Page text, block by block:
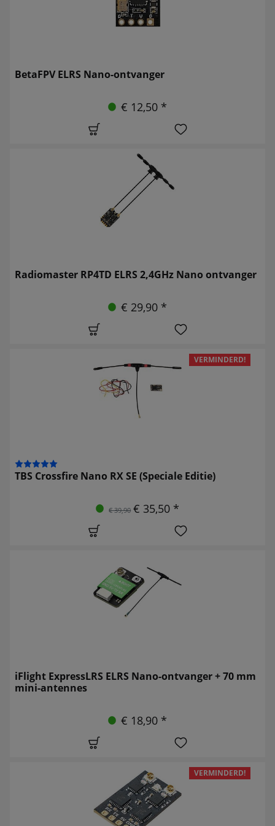
BetaFPV ELRS Nano-ontvanger
€ 12,50 *
Radiomaster RP4TD ELRS 2,4GHz Nano ontvanger
€ 29,90 *
VERMINDERD!
TBS Crossfire Nano RX SE (Speciale Editie)
€ 39,90 € 35,50 *
iFlight ExpressLRS ELRS Nano-ontvanger + 70 mm
mini-antennes
€ 18,90 *
VERMINDERD!